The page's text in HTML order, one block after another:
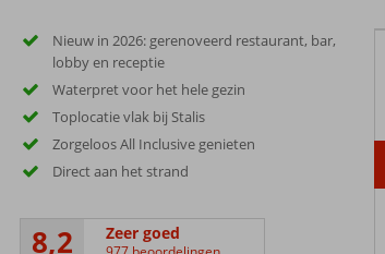
Nieuw in 2026: gerenoveerd restaurant, bar,
lobby en receptie
Waterpret voor het hele gezin
Toplocatie vlak bij Stalis
Zorgeloos All Inclusive genieten
Direct aan het strand
8,2 Zeer goed